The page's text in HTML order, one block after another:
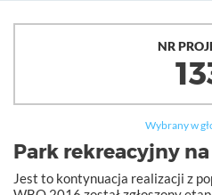
NR
Wybrany w
Park rekreacyjny
Jest to kontynuacja realizacji z